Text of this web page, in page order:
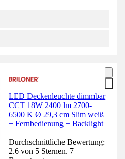
LED Deckenleuchte dimmbar
CCT 18W 2400 lm 2700-
6500 K Ø 29,3 cm Slim weiß
+ Fernbedienung + Backlight
Durchschnittliche Bewertung:
2.6 von 5 Sternen. 7